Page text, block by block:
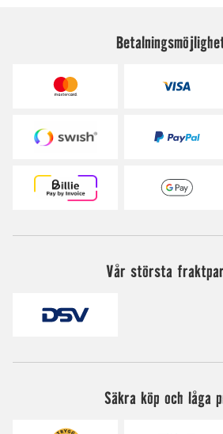
Vår största
Säkra köp och låga